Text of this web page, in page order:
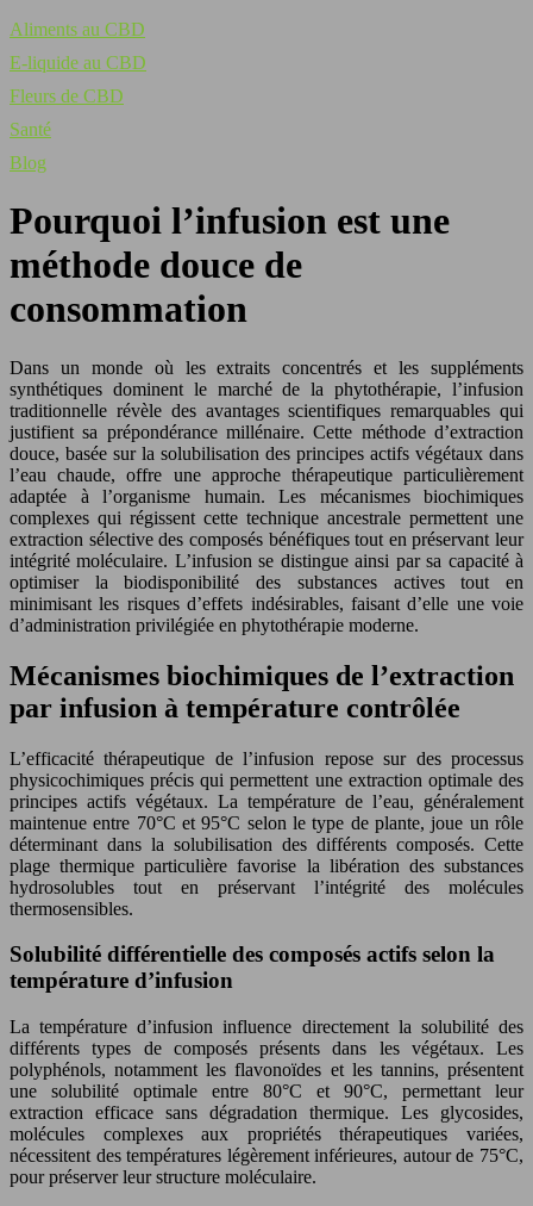
Aliments au CBD
E-liquide au CBD
Fleurs de CBD
Santé
Blog
Pourquoi l’infusion est une
méthode douce de
consommation
Dans un monde où les extraits concentrés et les suppléments
synthétiques dominent le marché de la phytothérapie, l’infusion
traditionnelle révèle des avantages scientifiques remarquables qui
justifient sa prépondérance millénaire. Cette méthode d’extraction
douce, basée sur la solubilisation des principes actifs végétaux dans
l’eau chaude, offre une approche thérapeutique particulièrement
adaptée à l’organisme humain. Les mécanismes biochimiques
complexes qui régissent cette technique ancestrale permettent une
extraction sélective des composés bénéfiques tout en préservant leur
intégrité moléculaire. L’infusion se distingue ainsi par sa capacité à
optimiser la biodisponibilité des substances actives tout en
minimisant les risques d’effets indésirables, faisant d’elle une voie
d’administration privilégiée en phytothérapie moderne.
Mécanismes biochimiques de l’extraction
par infusion à température contrôlée
L’efficacité thérapeutique de l’infusion repose sur des processus
physicochimiques précis qui permettent une extraction optimale des
principes actifs végétaux. La température de l’eau, généralement
maintenue entre 70°C et 95°C selon le type de plante, joue un rôle
déterminant dans la solubilisation des différents composés. Cette
plage thermique particulière favorise la libération des substances
hydrosolubles tout en préservant l’intégrité des molécules
thermosensibles.
Solubilité différentielle des composés actifs selon la
température d’infusion
La température d’infusion influence directement la solubilité des
différents types de composés présents dans les végétaux. Les
polyphénols, notamment les flavonoïdes et les tannins, présentent
une solubilité optimale entre 80°C et 90°C, permettant leur
extraction efficace sans dégradation thermique. Les glycosides,
molécules complexes aux propriétés thérapeutiques variées,
nécessitent des températures légèrement inférieures, autour de 75°C,
pour préserver leur structure moléculaire.